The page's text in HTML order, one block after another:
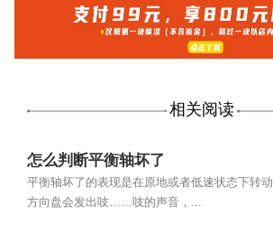
相关阅读
怎么判断平衡轴坏了
平衡轴坏了的表现是在原地或者低速状态下转动
方向盘会发出吱……吱的声音，...